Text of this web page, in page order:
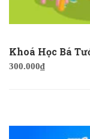
Khoá Học Bá
300.000₫